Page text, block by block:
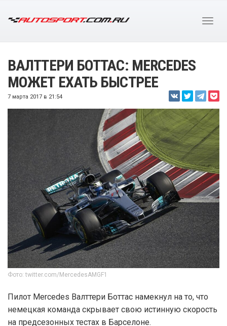
ВАЛТТЕРИ БОТТАС: MERCEDES
МОЖЕТ ЕХАТЬ БЫСТРЕЕ
7 марта 2017 в 21:54
Фото: twitter.com/MercedesAMGF1
Пилот Mercedes Валттери Боттас намекнул на то, что
немецкая команда скрывает свою истинную скорость
на предсезонных тестах в Барселоне.